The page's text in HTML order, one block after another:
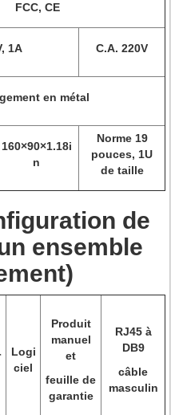
FCC, CE
1A C.A. 220V
en métal
160×90×1.18i
n
Norme 19
pouces, 1U
de taille
de
ensemble
Logi
ciel
Produit
manuel
et
feuille de
garantie
RJ45 à
DB9
câble
masculin